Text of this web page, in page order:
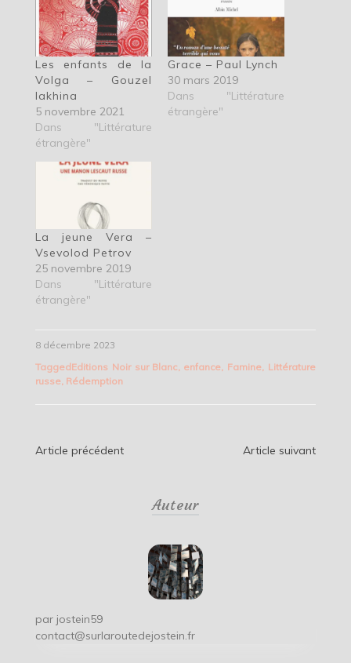
Les enfants de la
Volga – Gouzel
Iakhina
5 novembre 2021
Dans "Littérature
étrangère"
Grace – Paul Lynch
30 mars 2019
Dans "Littérature
étrangère"
La jeune Vera –
Vsevolod Petrov
25 novembre 2019
Dans "Littérature
étrangère"
8 décembre 2023
TaggedEditions Noir sur Blanc, enfance Famine Littérature
russe, Rédemption
Navigation
Article précédent Article suivant
Auteur
par jostein59
contact@surlaroutedejostein.fr